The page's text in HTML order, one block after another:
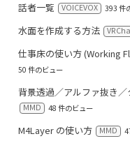
話者一覧 VOICEVOX 393 件
水面を作成する方法
仕事床の使い方 (Working
50 件のビュー
背景透過／アルファ抜き
MMD 48 件のビュー
M4Layer の使い方 MMD